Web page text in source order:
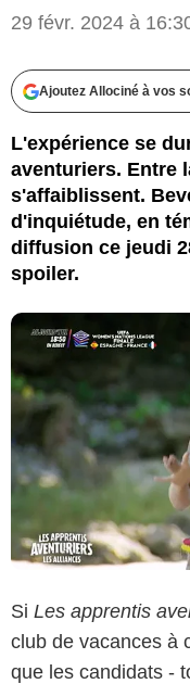
29 févr. 2024 à
Ajoutez Allociné à vos
L'expérience se
aventuriers. Entre
s'affaiblissent.
d'inquiétude, en
diffusion ce jeudi
spoiler.
Si Les apprentis
club de vacances à
que les candidats -